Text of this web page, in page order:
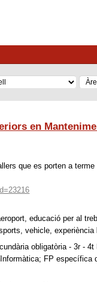
en
que es porten a
educació per al
vehicle, experiència
obligatòria - 3r -
; FP específica